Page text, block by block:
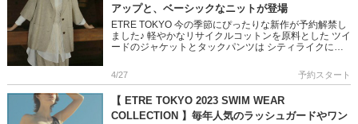
アップと、ベーシックなニットが登場
ETRE TOKYO 今の季節にぴったりな新作が予約解禁し
ました♪ 軽やかなリサイクルコットンを原料とした ツイ
ードのジャケットとタックパンツは シティライクにコ
プスも見 […]
4/27 予約スタート
【 ETRE TOKYO 2023 SWIM WEAR
COLLECTION 】毎年人気のラッシュガードやワン